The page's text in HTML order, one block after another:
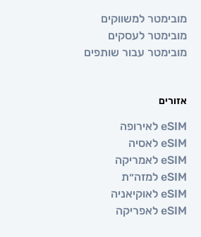
למשווקים
לעסקים
עבור שותפים